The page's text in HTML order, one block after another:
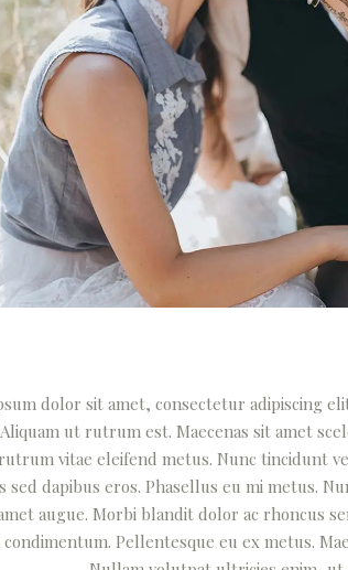
dolor sit amet, consectetur adipiscing
ut rutrum est. Maecenas sit amet
vitae eleifend metus. Nunc tincidunt
sed dapibus eros. Phasellus eu mi metus.
augue. Morbi blandit dolor ac rhoncus
Pellentesque eu ex metus.